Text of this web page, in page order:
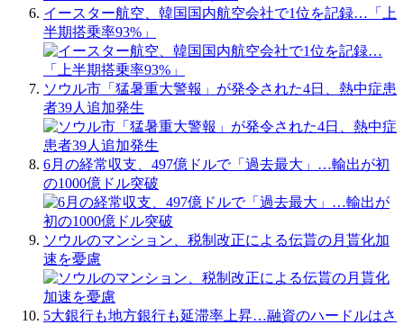
イースター航空、韓国国内航空会社で1位を記録…「上
半期搭乗率93%」
ソウル市「猛暑重大警報」が発令された4日、熱中症患
者39人追加発生
6月の経常収支、497億ドルで「過去最大」…輸出が初
の1000億ドル突破
ソウルのマンション、税制改正による伝貰の月貰化加
速を憂慮
5大銀行も地方銀行も延滞率上昇…融資のハードルはさ